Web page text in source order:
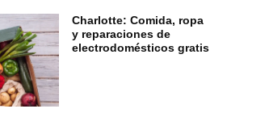
Charlotte: Comida, ropa
y reparaciones de
electrodomésticos gratis